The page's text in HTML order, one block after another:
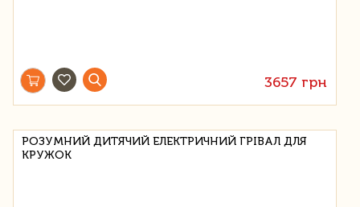
3657 грн
РОЗУМНИЙ ДИТЯЧИЙ ЕЛЕКТРИЧНИЙ ГРІВАЛ ДЛЯ
КРУЖОК